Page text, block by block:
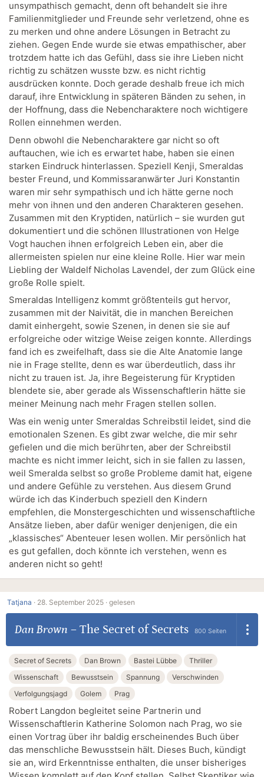
unsympathisch gemacht, denn oft behandelt sie ihre
Familienmitglieder und Freunde sehr verletzend, ohne es
zu merken und ohne andere Lösungen in Betracht zu
ziehen. Gegen Ende wurde sie etwas empathischer, aber
trotzdem hatte ich das Gefühl, dass sie ihre Lieben nicht
richtig zu schätzen wusste bzw. es nicht richtig
ausdrücken konnte. Doch gerade deshalb freue ich mich
darauf, ihre Entwicklung in späteren Bänden zu sehen, in
der Hoffnung, dass die Nebencharaktere noch wichtigere
Rollen einnehmen werden.
Denn obwohl die Nebencharaktere gar nicht so oft
auftauchen, wie ich es erwartet habe, haben sie einen
starken Eindruck hinterlassen. Speziell Kenji, Smeraldas
bester Freund, und Kommissaranwärter Juri Konstantin
waren mir sehr sympathisch und ich hätte gerne noch
mehr von ihnen und den anderen Charakteren gesehen.
Zusammen mit den Kryptiden, natürlich – sie wurden gut
dokumentiert und die schönen Illustrationen von Helge
Vogt hauchen ihnen erfolgreich Leben ein, aber die
allermeisten spielen nur eine kleine Rolle. Hier war mein
Liebling der Waldelf Nicholas Lavendel, der zum Glück eine
große Rolle spielt.
Smeraldas Intelligenz kommt größtenteils gut hervor,
zusammen mit der Naivität, die in manchen Bereichen
damit einhergeht, sowie Szenen, in denen sie sie auf
erfolgreiche oder witzige Weise zeigen konnte. Allerdings
fand ich es zweifelhaft, dass sie die Alte Anatomie lange
nie in Frage stellte, denn es war überdeutlich, dass ihr
nicht zu trauen ist. Ja, ihre Begeisterung für Kryptiden
blendete sie, aber gerade als Wissenschaftlerin hätte sie
meiner Meinung nach mehr Fragen stellen sollen.
Was ein wenig unter Smeraldas Schreibstil leidet, sind die
emotionalen Szenen. Es gibt zwar welche, die mir sehr
gefielen und die mich berührten, aber der Schreibstil
machte es nicht immer leicht, sich in sie fallen zu lassen,
weil Smeralda selbst so große Probleme damit hat, eigene
und andere Gefühle zu verstehen. Aus diesem Grund
würde ich das Kinderbuch speziell den Kindern
empfehlen, die Monstergeschichten und wissenschaftliche
Ansätze lieben, aber dafür weniger denjenigen, die ein
„klassisches“ Abenteuer lesen wollen. Mir persönlich hat
es gut gefallen, doch könnte ich verstehen, wenn es
anderen nicht so geht!
Tatjana · 28. September 2025 · gelesen
Dan Brown – The Secret of Secrets 800 Seiten
Secret of Secrets Dan Brown Bastei Lübbe
Thriller
Wissenschaft
Bewusstsein Spannung
Verschwinden
Verfolgungsjagd
Golem Prag
Robert Langdon begleitet seine Partnerin und
Wissenschaftlerin Katherine Solomon nach Prag, wo sie
einen Vortrag über ihr baldig erscheinendes Buch über
das menschliche Bewusstsein hält. Dieses Buch, kündigt
sie an, wird Erkenntnisse enthalten, die unser bisheriges